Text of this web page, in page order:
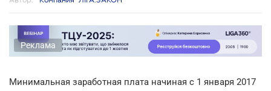
Реклама
Минимальная заработная плата начиная с 1 января 2017